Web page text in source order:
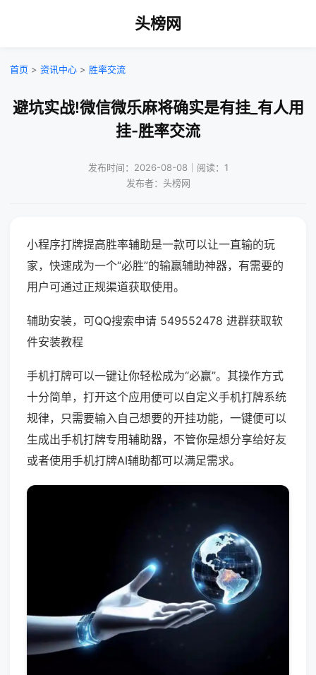
头榜网
首页 > 资讯中心 > 胜率交流
避坑实战!微信微乐麻将确实是有挂_有人用
挂-胜率交流
发布时间：2026-08-08｜阅读：1
发布者：头榜网
小程序打牌提高胜率辅助是一款可以让一直输的玩
家，快速成为一个“必胜”的输赢辅助神器，有需要的
用户可通过正规渠道获取使用。
辅助安装，可QQ搜索申请 549552478 进群获取软
件安装教程
手机打牌可以一键让你轻松成为“必赢”。其操作方式
十分简单，打开这个应用便可以自定义手机打牌系统
规律，只需要输入自己想要的开挂功能，一键便可以
生成出手机打牌专用辅助器，不管你是想分享给好友
或者使用手机打牌AI辅助都可以满足需求。